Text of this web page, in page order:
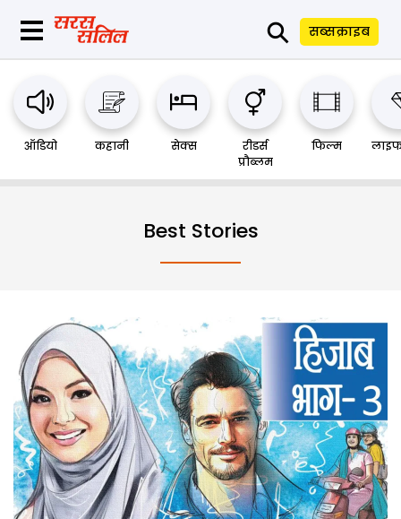
⚲ सब्सक्राइब
ऑडियो कहानी सेक्स
रीडर्स
प्रौब्लम
फिल्म
Best Stories